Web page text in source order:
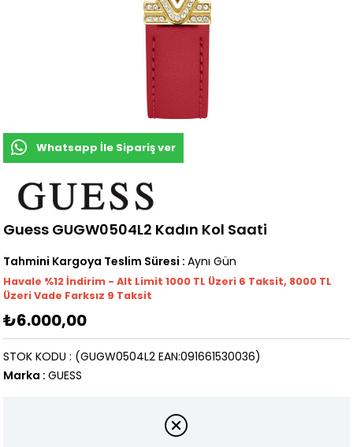
Whatsapp İle Sipariş ver
Guess GUGW0504L2 Kadın Kol Saati
Tahmini Kargoya Teslim Süresi : Aynı Gün
Havale %12 İndirim - Alt Limit 1000 TL Üzeri 6 Taksit, 8000 TL
Üzeri Vade Farksız 9 Taksit
₺6.000,00
(GUGW0504L2 EAN:091661530036)
STOK KODU
Marka : GUESS